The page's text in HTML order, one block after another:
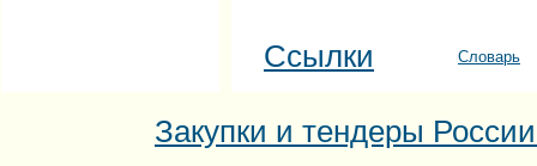
Ссылки Словарь
Закупки и тендеры